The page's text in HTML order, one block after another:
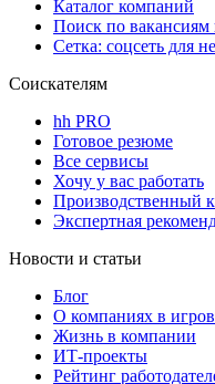
Каталог компаний
Поиск по вакансиям
Сетка: соцсеть для
Соискателям
hh PRO
Готовое резюме
Все сервисы
Хочу у вас работать
Производственный
Экспертная
Новости и статьи
Блог
О компаниях в
Жизнь в компании
ИТ-проекты
Рейтинг